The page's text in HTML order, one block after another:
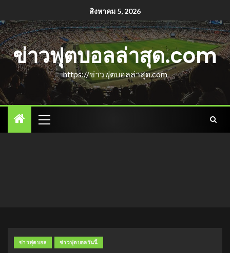
สิงหาคม 5, 2026
ข่าวฟุตบอลล่าสุด.com
https://ข่าวฟุตบอลล่าสุด.com
ข่าวฟุตบอล ข่าวฟุตบอลวันนี้